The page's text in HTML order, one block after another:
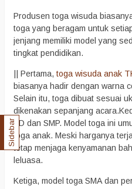
Produsen toga wisuda
toga yang beragam untuk
jenjang memiliki model yang
tingkat pendidikan.
|| Pertama,toga wisuda anak
biasanya hadir dengan warna
Selain itu, toga dibuat sesuai
dikenakan sepanjang
SD dan SMP. Model toga ini
toga anak. Meski harganya
tetap menjaga kenyamanan
leluasa.
Ketiga, model toga SMA dan
Sidebar